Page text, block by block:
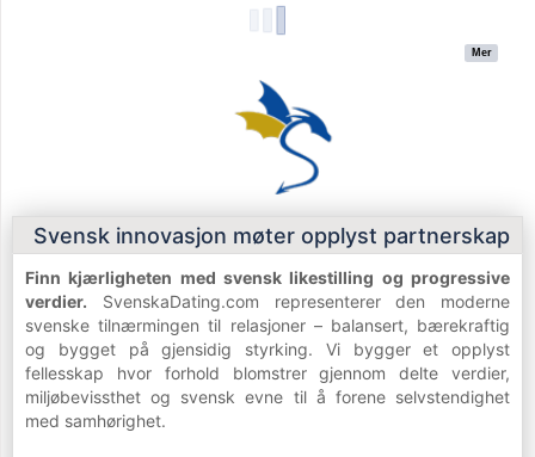
Mer
Svensk innovasjon møter opplyst partnerskap
Finn kjærligheten med svensk likestilling og progressive
verdier. SvenskaDating.com representerer den moderne
svenske tilnærmingen til relasjoner – balansert, bærekraftig
og bygget på gjensidig styrking. Vi bygger et opplyst
fellesskap hvor forhold blomstrer gjennom delte verdier,
miljøbevissthet og svensk evne til å forene selvstendighet
med samhørighet.